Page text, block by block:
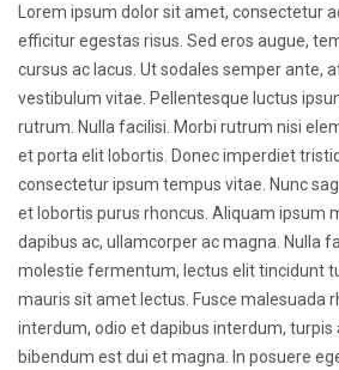
Lorem ipsum dolor sit amet, consectetur
efficitur egestas risus. Sed eros augue,
cursus ac lacus. Ut sodales semper ante,
vestibulum vitae. Pellentesque luctus
rutrum. Nulla facilisi. Morbi rutrum nisi
et porta elit lobortis. Donec imperdiet
consectetur ipsum tempus vitae. Nunc
et lobortis purus rhoncus. Aliquam ipsum
dapibus ac, ullamcorper ac magna. Nulla
molestie fermentum, lectus elit tincidunt
mauris sit amet lectus. Fusce malesuada
interdum, odio et dapibus interdum, turpis
bibendum est dui et magna. In posuere